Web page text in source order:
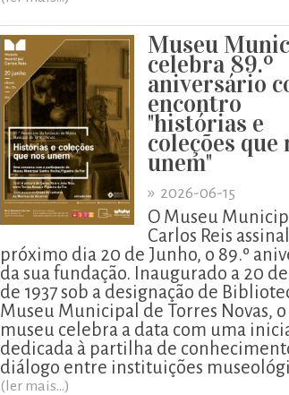
Museu
celebra 89.º
aniversário
encontro
"histórias e
coleções que
unem"
» 2026-06-15
O Museu
Carlos Reis
próximo dia 20 de Junho, o 89.º
da sua fundação. Inaugurado a 20
de 1937 sob a designação de
Museu Municipal de Torres Novas, o
museu celebra a data com uma
dedicada à partilha de
diálogo entre instituições
(ler mais...)